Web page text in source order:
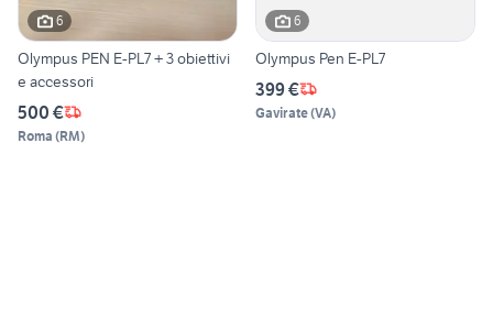
6
Olympus PEN E-PL7 + 3 obiettivi
e accessori
500 €
Roma (RM)
6
Olympus Pen E-PL7
399 €
Gavirate(VA)